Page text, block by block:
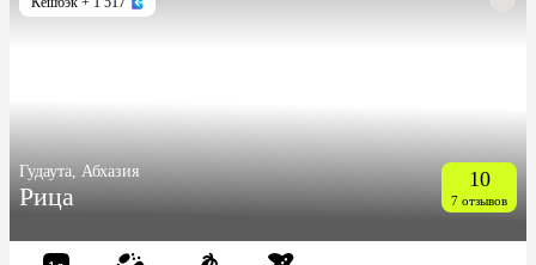
Гудаута, Абхазия
Рица
10
7 отзывов